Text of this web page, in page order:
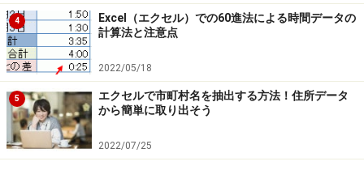
4
Excel（エクセル）での60進法による時間データの
計算法と注意点
2022/05/18
5
エクセルで市町村名を抽出する方法！住所データ
から簡単に取り出そう
2022/07/25